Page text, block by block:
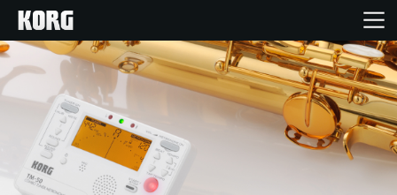
Inicio
Productos
Características